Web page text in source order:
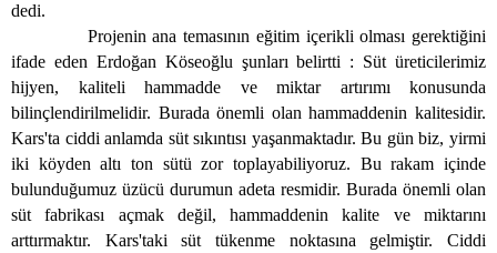
dedi.
Projenin ana temasının eğitim içerikli olması gerektiğini
ifade eden Erdoğan Köseoğlu şunları belirtti : Süt üreticilerimiz
hijyen, kaliteli hammadde ve miktar artırımı konusunda
bilinçlendirilmelidir. Burada önemli olan hammaddenin kalitesidir.
Kars'ta ciddi anlamda süt sıkıntısı yaşanmaktadır. Bu gün biz, yirmi
iki köyden altı ton sütü zor toplayabiliyoruz. Bu rakam içinde
bulunduğumuz üzücü durumun adeta resmidir. Burada önemli olan
süt fabrikası açmak değil, hammaddenin kalite ve miktarını
arttırmaktır. Kars'taki süt tükenme noktasına gelmiştir. Ciddi